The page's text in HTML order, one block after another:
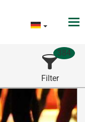
Filter
384